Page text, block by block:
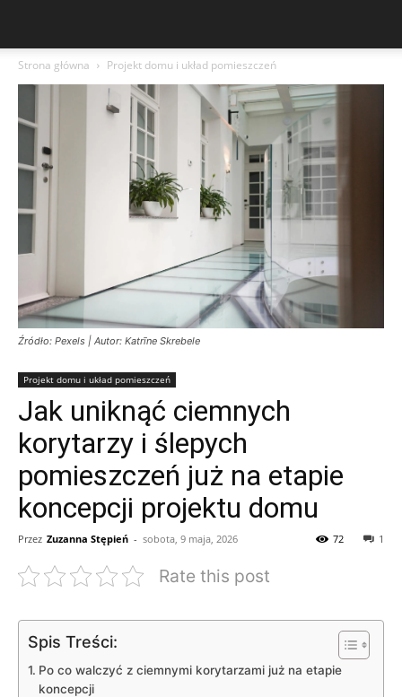
Strona główna Projekt domu i układ pomieszczeń
Źródło: Pexels | Autor: Katrīne Skrebele
Projekt domu i układ pomieszczeń
Jak uniknąć ciemnych
korytarzy i ślepych
pomieszczeń już na etapie
koncepcji projektu domu
Przez Zuzanna Stępień - sobota, 9 maja, 2026 1
72
Rate this post
Spis Treści:
Po co walczyć z ciemnymi korytarzami już na etapie
koncepcji